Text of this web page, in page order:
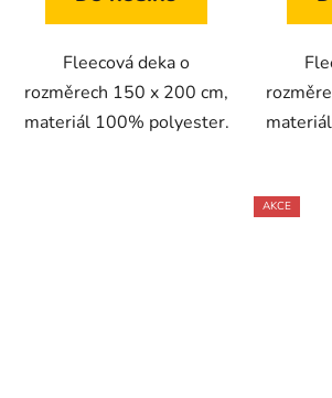
Fleecová deka o
rozměrech 150 x 200 cm,
materiál 100% polyester.
AKCE